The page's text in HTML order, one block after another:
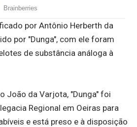
por Antônio Herberth da
por "Dunga", com ele foram
de substância análoga à
João da Varjota, "Dunga" foi
Regional em Oeiras para
e está preso e à disposição